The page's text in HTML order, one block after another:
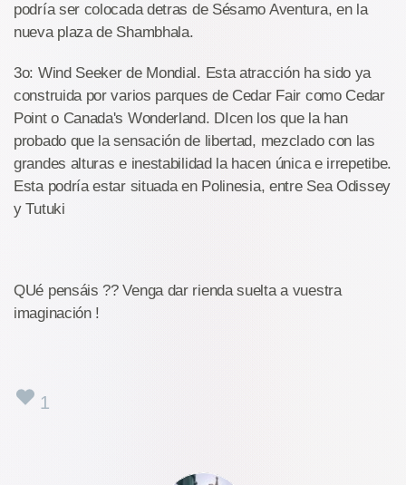
podría ser colocada detras de Sésamo Aventura, en la
nueva plaza de Shambhala.
3o: Wind Seeker de Mondial. Esta atracción ha sido ya
construida por varios parques de Cedar Fair como Cedar
Point o Canada's Wonderland. DIcen los que la han
probado que la sensación de libertad, mezclado con las
grandes alturas e inestabilidad la hacen única e irrepetibe.
Esta podría estar situada en Polinesia, entre Sea Odissey
y Tutuki
QUé pensáis ?? Venga dar rienda suelta a vuestra
imaginación !
1